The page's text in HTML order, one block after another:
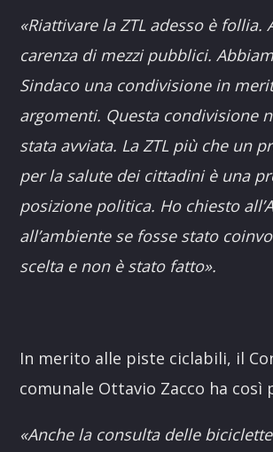
«Riattivare la ZTL adesso è follia.
carenza di mezzi pubblici.
Sindaco una condivisione in
argomenti. Questa condivisione
stata avviata. La ZTL più che un
per la salute dei cittadini è una
posizione politica. Ho chiesto
all’ambiente se fosse stato
scelta e non è stato fatto».
In merito alle piste ciclabili, il
comunale Ottavio Zacco ha così
«Anche la consulta delle